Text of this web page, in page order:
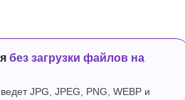
без загрузки файлов на
JPG, JPEG, PNG, WEBP и